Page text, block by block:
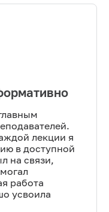
лекции я
в доступной
на связи,
работа
усвоила